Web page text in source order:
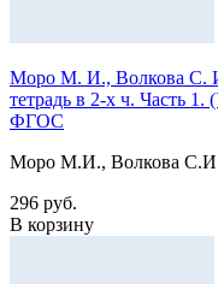
Моро М. И., Волкова С.
тетрадь в 2-х ч. Часть
ФГОС
Моро М.И., Волкова
296 руб.
В корзину